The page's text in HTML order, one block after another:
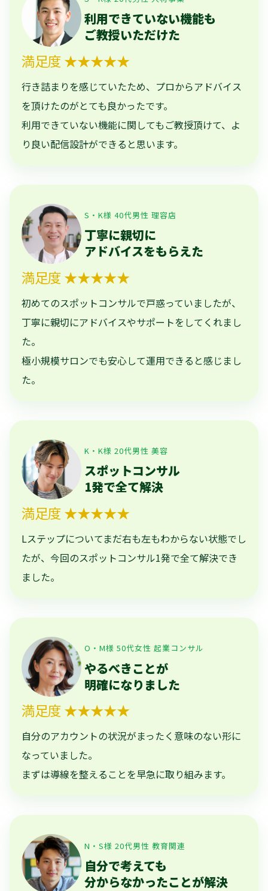
利用できていない機能も
ご教授いただけた
満足度 ★★★★★
行き詰まりを感じていたため、プロからアドバイス
を頂けたのがとても良かったです。
利用できていない機能に関してもご教授頂けて、よ
り良い配信設計ができると思います。
S・K様 40代男性 理容店
丁寧に親切に
アドバイスをもらえた
満足度 ★★★★★
初めてのスポットコンサルで戸惑っていましたが、
丁寧に親切にアドバイスやサポートをしてくれまし
た。
極小規模サロンでも安心して運用できると感じまし
た。
K・K様 20代男性 美容
スポットコンサル
1発で全て解決
満足度 ★★★★★
Lステップについてまだ右も左もわからない状態でし
たが、今回のスポットコンサル1発で全て解決でき
ました。
O・M様 50代女性 起業コンサル
やるべきことが
明確になりました
満足度 ★★★★★
自分のアカウントの状況がまったく意味のない形に
なっていました。
まずは導線を整えることを早急に取り組みます。
N・S様 20代男性 教育関連
自分で考えても
分からなかったことが解決